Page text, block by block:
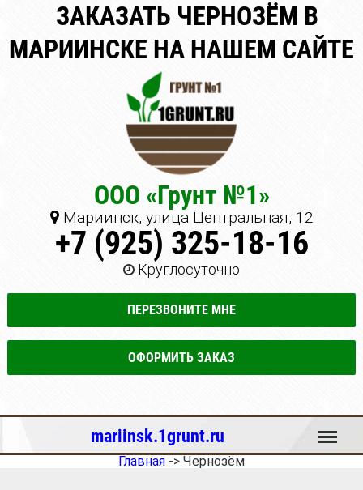
ЗАКАЗАТЬ ЧЕРНОЗЁМ В
МАРИИНСКЕ НА НАШЕМ САЙТЕ
ООО «Грунт №1»
Мариинск, улица Центральная, 12
+7 (925) 325-18-16
Круглосуточно
ПЕРЕЗВОНИТЕ МНЕ
ОФОРМИТЬ ЗАКАЗ
mariinsk.1grunt.ru Меню
Главная -> Чернозём